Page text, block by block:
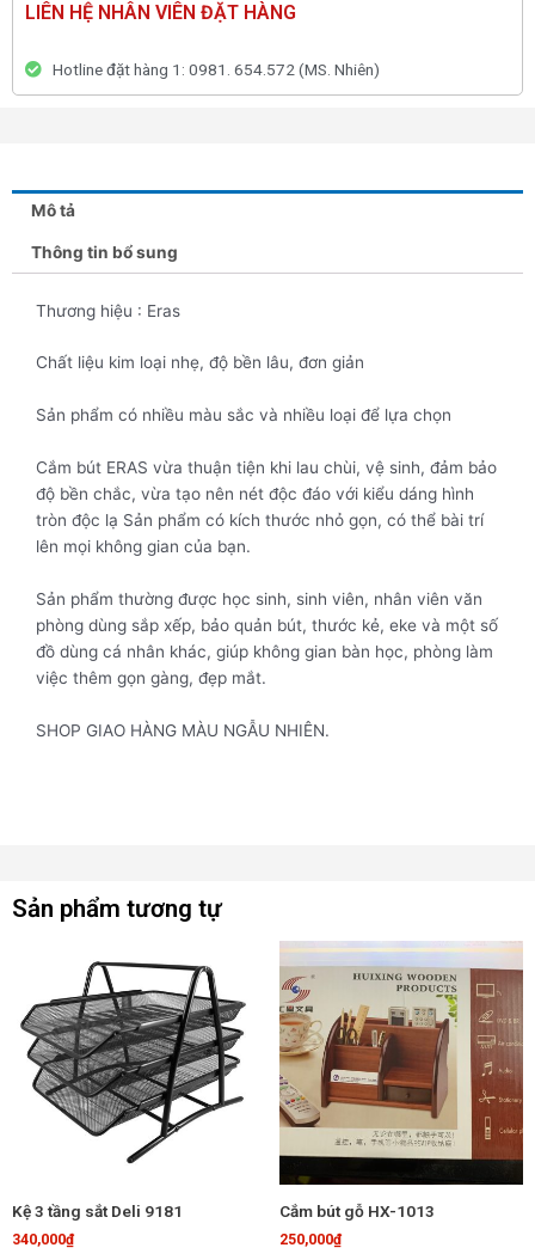
LIÊN HỆ NHÂN VIÊN ĐẶT HÀNG
Hotline đặt hàng 1: 0981. 654.572 (MS. Nhiên)
Mô tả
Thông tin bổ sung
Thương hiệu : Eras
Chất liệu kim loại nhẹ, độ bền lâu, đơn giản
Sản phẩm có nhiều màu sắc và nhiều loại để lựa chọn
Cắm bút ERAS vừa thuận tiện khi lau chùi, vệ sinh, đảm bảo
độ bền chắc, vừa tạo nên nét độc đáo với kiểu dáng hình
tròn độc lạ Sản phẩm có kích thước nhỏ gọn, có thể bài trí
lên mọi không gian của bạn.
Sản phẩm thường được học sinh, sinh viên, nhân viên văn
phòng dùng sắp xếp, bảo quản bút, thước kẻ, eke và một số
đồ dùng cá nhân khác, giúp không gian bàn học, phòng làm
việc thêm gọn gàng, đẹp mắt.
SHOP GIAO HÀNG MÀU NGẪU NHIÊN.
Sản phẩm tương tự
Kệ 3 tầng sắt Deli 9181
340,000₫
Cắm bút gỗ HX-1013
250,000₫